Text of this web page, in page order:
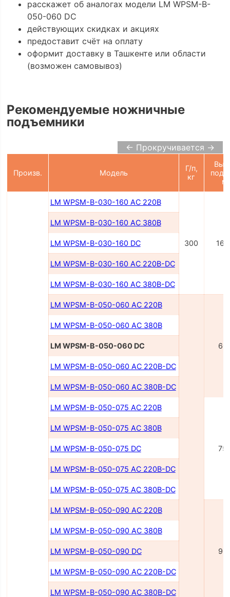
расскажет об аналогах модели LM WPSM-B-
050-060 DC
действующих скидках и акциях
предоставит счёт на оплату
оформит доставку в Ташкенте или области
(возможен самовывоз)
Рекомендуемые ножничные
подъемники
← Прокручивается →
Произв. Модель
Г/п,
кг
LM WPSM-B-030-160 AC 220В
300
LM WPSM-B-030-160 AC 380В
LM WPSM-B-030-160 DC
LM WPSM-B-030-160 AC 220B-DC
LM WPSM-B-030-160 AC 380B-DC
LM WPSM-B-050-060 AC 220B
LM WPSM-B-050-060 AC 380B
LM WPSM-B-050-060 DC
LM WPSM-B-050-060 AC 220В-DC
LM WPSM-B-050-060 AC 380В-DC
LM WPSM-B-050-075 AC 220В
LM WPSM-B-050-075 AC 380В
LM WPSM-B-050-075 DC
LM WPSM-B-050-075 AC 220В-DC
LM WPSM-B-050-075 AC 380В-DC
LM WPSM-B-050-090 AC 220В
LM WPSM-B-050-090 AC 380В
LM WPSM-B-050-090 DC
LM WPSM-B-050-090 AC 220В-DC
LM WPSM-B-050-090 AC 380В-DC